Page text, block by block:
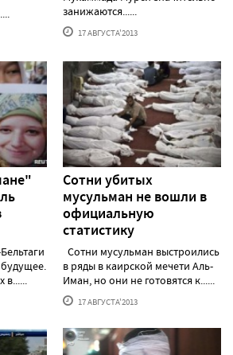
занижаются......
17 АВГУСТА'2013
в......
Сотни убитых
мусульман не вошли в
официальную
статистику
Сотни мусульман выстроились
в ряды в каирской мечети Аль-
Иман, но они не готовятся к......
17 АВГУСТА'2013